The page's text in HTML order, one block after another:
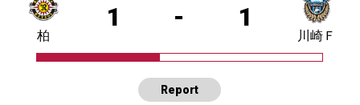
1 - 1
柏 川崎Ｆ
Report